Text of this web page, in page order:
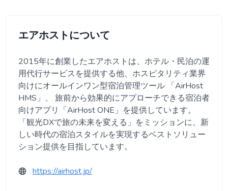
エアホストについて
2015年に創業したエアホストは、ホテル・民泊の運
用代行サービスを提供する他、ホスピタリティ業界
向けにオールインワン型宿泊管理ツール 「AirHost
HMS」、 旅前から効果的にアプローチできる宿泊者
向けアプリ「AirHost ONE」を提供しています。
「観光DXで旅の未来を変える」をミッションに、新
しい時代の宿泊スタイルを実現するベストソリュー
ション提供を目指しています。
https://airhost.jp/